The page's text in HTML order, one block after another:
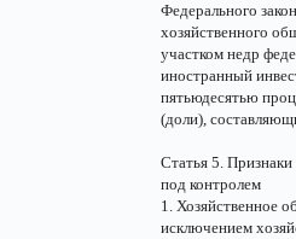
Федерального
хозяйственного
участком недр
иностранный
пятьюдесятью
(доли),
Статья 5.
под контролем
1. Хозяйственное
исключением